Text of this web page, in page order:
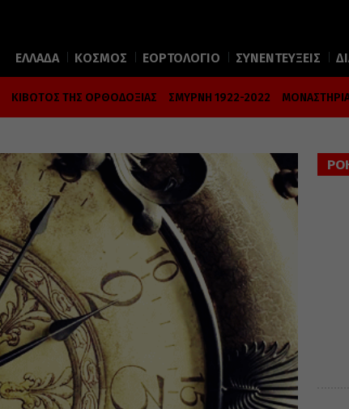
ΕΛΛΑΔΑ ΚΟΣΜΟΣ ΕΟΡΤΟΛΟΓΙΟ ΣΥΝΕΝΤΕΥΞΕΙΣ
ΚΙΒΩΤΟΣ ΤΗΣ ΟΡΘΟΔΟΞΙΑΣ ΣΜΥΡΝΗ 1922-2022